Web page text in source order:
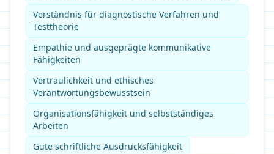
Verständnis für diagnostische Verfahren und
Testtheorie
Empathie und ausgeprägte kommunikative
Fähigkeiten
Vertraulichkeit und ethisches
Verantwortungsbewusstsein
Organisationsfähigkeit und selbstständiges
Arbeiten
Gute schriftliche Ausdrucksfähigkeit